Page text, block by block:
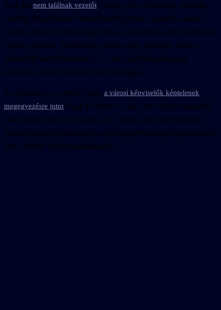
Évek óta nem találnak vezetőt a Kolbyt Kft. vállalatnak. Jelenlegi
vezetője Dévai Sándor évekkel ezelőtt jelezte, nyugdíjba szeretne
vonulni, mivel már nincs meg benne az a lendület, amivel új irányba
vinné a vállalatot. Emlékezetes, voltak olyan javaslatai, amire a
képviselők nem bólintottak rá, és volt olyan önkormányzati
koncepció, amivel viszont ő nem értett egyet.
A választást az is nehezíti, hogy a városi képviselők képtelenek
megegyezésre jutni, hogy ki vezesse a céget, mert a korai igazgatói
választások során hol az egyik, hol a másik oldal emelt kifogást a
javasolt személyek tekintetében, ám legújabban maguk a jelentkezők
nem vállalták a nyílt meghallgatást.